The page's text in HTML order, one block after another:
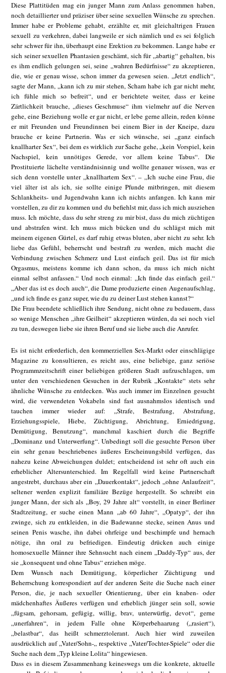
Diese Plattitüden mag ein junger Mann zum Anlass genommen haben,
noch detaillierter und präziser über seine sexuellen Wünsche zu sprechen.
Immer habe er Probleme gehabt, erzählte er, mit gleichaltrigen Frauen
sexuell zu verkehren, dabei langweile er sich nämlich und es sei folglich
sehr schwer für ihn, überhaupt eine Erektion zu bekommen. Lange habe er
sich seiner sexuellen Phantasien geschämt, sich für „abartig“ gehalten, bis
es ihm endlich gelungen sei, seine „wahren Bedürfnisse“ zu akzeptieren,
die, wie er genau wisse, schon immer da gewesen seien. „Jetzt endlich“,
sagte der Mann, „kann ich zu mir stehen, Scham habe ich gar nicht mehr,
ich fühle mich so befreit“, und er berichtete weiter, dass er keine
Zärtlichkeit brauche, „dieses Geschmuse“ ihm vielmehr auf die Nerven
gehe, eine Beziehung wolle er gar nicht, er lebe gerne allein, reden könne
er mit Freunden und Freundinnen bei einem Bier in der Kneipe, dazu
brauche er keine Partnerin. Was er sich wünsche, sei „ganz einfach
knallharter Sex“, bei dem es wirklich zur Sache gehe, „kein Vorspiel, kein
Nachspiel, kein unnötiges Gerede, vor allem keine Tabus“. Die
Prostituierte lächelte verständnisinnig und wollte genauer wissen, was er
sich denn vorstelle unter „knallhartem Sex“. – „Ich suche eine Frau, die
viel älter ist als ich, sie sollte einige Pfunde mitbringen, mit diesem
Schlankheits- und Jugendwahn kann ich nichts anfangen. Ich kann mir
vorstellen, zu dir zu kommen und du befiehlst mir, dass ich mich ausziehen
muss. Ich möchte, dass du sehr streng zu mir bist, dass du mich züchtigen
und abstrafen wirst. Ich muss mich bücken und du schlägst mich mit
meinem eigenen Gürtel, es darf ruhig etwas bluten, aber nicht zu sehr. Ich
liebe das Gefühl, beherrscht und bestraft zu werden, mich macht die
Verbindung zwischen Schmerz und Lust einfach geil. Das ist für mich
Orgasmus, meistens komme ich dann schon, da muss ich mich nicht
einmal selbst anfassen.“ Und noch einmal: „Ich finde das einfach geil.“
„Aber das ist es doch auch“, die Dame produzierte einen Augenaufschlag,
„und ich finde es ganz super, wie du zu deiner Lust stehen kannst?“
Die Frau beendete schließlich ihre Sendung, nicht ohne zu bedauern, dass
so wenige Menschen „ihre Geilheit“ akzeptieren würden, da sei noch viel
zu tun, deswegen liebe sie ihren Beruf und sie liebe auch die Anrufer.
Es ist nicht erforderlich, den kommerziellen Sex-Markt oder einschlägige
Magazine zu konsultieren, es reicht aus, eine beliebige, ganz seriöse
Programmzeitschrift einer beliebigen größeren Stadt aufzuschlagen, um
unter den verschiedenen Gesuchen in der Rubrik „Kontakte“ stets sehr
ähnliche Wünsche zu entdecken. Was auch immer im Einzelnen gesucht
wird, die verwendeten Vokabeln sind fast ausnahmslos identisch und
tauchen immer wieder auf: „Strafe, Bestrafung, Abstrafung,
Erziehungsspiele, Hiebe, Züchtigung, Abrichtung, Erniedrigung,
Demütigung, Benutzung“, manchmal kaschiert durch die Begriffe
„Dominanz und Unterwerfung“. Unbedingt soll die gesuchte Person über
ein sehr genau beschriebenes äußeres Erscheinungsbild verfügen, das
nahezu keine Abweichungen duldet; entscheidend ist sehr oft auch ein
erheblicher Altersunterschied. Im Regelfall wird keine Partnerschaft
angestrebt, durchaus aber ein „Dauerkontakt“, jedoch „ohne Anlaufzeit“,
seltener werden explizit familiäre Bezüge hergestellt. So schreibt ein
junger Mann, der sich als „Boy, 29 Jahre alt“ vorstellt, in einer Berliner
Stadtzeitung, er suche einen Mann „ab 60 Jahre“, „Opatyp“, der ihn
zwinge, sich zu entkleiden, in die Badewanne stecke, seinen Anus und
seinen Penis wasche, ihn dabei ohrfeige und beschimpfe und hernach
nötige, ihn oral zu befriedigen. Eindeutig drücken auch einige
homosexuelle Männer ihre Sehnsucht nach einem „Daddy-Typ“ aus, der
sie „konsequent und ohne Tabus“ erziehen möge.
Dem Wunsch nach Demütigung, körperlicher Züchtigung und
Beherrschung korrespondiert auf der anderen Seite die Suche nach einer
Person, die, je nach sexueller Orientierung, über ein knaben- oder
mädchenhaftes Äußeres verfügen und erheblich jünger sein soll, sowie
„fügsam, gehorsam, gefügig, willig, brav, unterwürfig, devot“, gerne
„unerfahren“, in jedem Falle ohne Körperbehaarung („rasiert“),
„belastbar“, das heißt schmerztolerant. Auch hier wird zuweilen
ausdrücklich auf „Vater/Sohn-„ respektive „Vater/Tochter-Spiele“ oder die
Suche nach dem „Typ kleine Lolita“ hingewiesen.
Dass es in diesem Zusammenhang keineswegs um die konkrete, aktuelle